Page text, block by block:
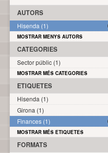
AUTORS
Hisenda (1)
MOSTRAR MENYS AUTORS
CATEGORIES
Sector públic (1)
MOSTRAR MÉS CATEGORIES
ETIQUETES
Hisenda (1)
Girona (1)
Finances (1)
MOSTRAR MÉS ETIQUETES
FORMATS